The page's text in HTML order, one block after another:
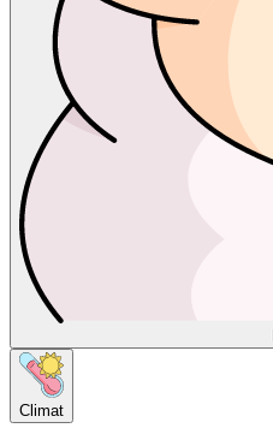
Climat